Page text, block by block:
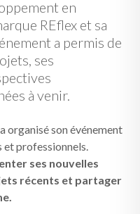
en
REflex et sa
a permis de
ses
à venir.
organisé son événement
et professionnels.
ses nouvelles
récents et partager